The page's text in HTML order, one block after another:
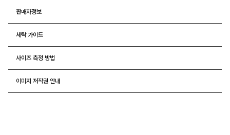
판매자정보
세탁 가이드
사이즈 측정 방법
이미지 저작권 안내